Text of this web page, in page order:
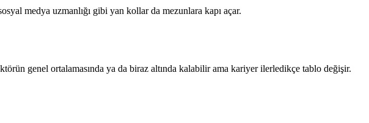
medya uzmanlığı gibi yan kollar da mezunlara kapı açar.
genel ortalamasında ya da biraz altında kalabilir ama kariyer ilerledikçe tablo değişir.